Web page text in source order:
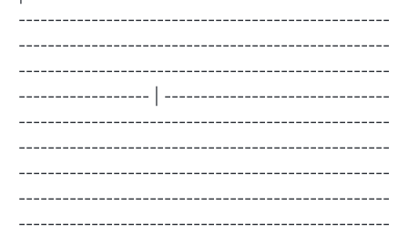
---------------------------------------------------
---------------------------------------------------
---------------------------------------------------
------------------ | -------------------------------
---------------------------------------------------
---------------------------------------------------
---------------------------------------------------
---------------------------------------------------
---------------------------------------------------